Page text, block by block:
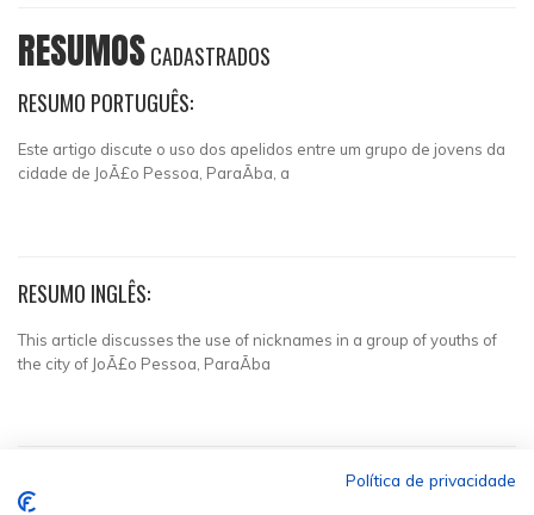
RESUMOSCADASTRADOS
RESUMO PORTUGUÊS:
Este artigo discute o uso dos apelidos entre um grupo de jovens da
cidade de JoÃ£o Pessoa, ParaÃ­ba, a
RESUMO INGLÊS:
This article discusses the use of nicknames in a group of youths of
the city of JoÃ£o Pessoa, ParaÃ­ba
Política de privacidade